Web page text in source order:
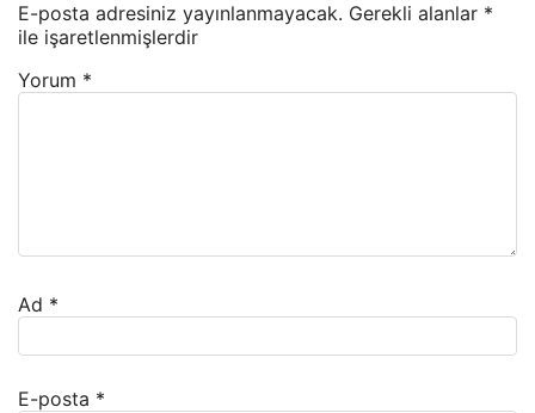
E-posta adresiniz yayınlanmayacak. Gerekli alanlar *
ile işaretlenmişlerdir
Yorum *
Ad *
E-posta *